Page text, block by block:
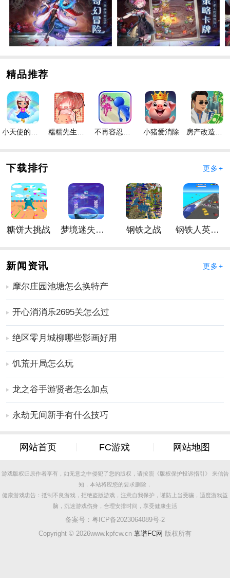
种隐藏的手游选项。
3、更多守护者可以混搭组合，叠加攻防能力，打造自己
的特种兵。
1、高爆率抽卡:在线连续送200张抽卡，修佛系统。
快。
3、超自由战略:调整神魔位置，自由搭配组合技能，战略
战斗无限，可以自由洗。
宠物到野生动物，应有尽有。
2、大量的图纸可供你存放，对图纸的控制一定不能错
过。
3、超过200种已知的战斗宠物和无数未知的奇异生物等
着你去发现。
的战力，削弱魔法攻击，掉落大量金币钻石，还能开启
隐藏的玩法，体验你神秘的快乐。
2、在这里不仅可以升级卡牌，还可以完成精灵和追随者
的进阶，每次打败怪物都会掉落装备和金币，在这里的
3、100多张卡牌，30多种组合技能供你选择，多几个守
护神可以随意搭配，叠加攻防能力，只要你愿意，就能
更多好玩实用的手游，请持续关注
精品推荐
小天使的冒险手游 糯糯先生的面包店手游 不再容忍手游 小猪爱消除 房产改造王游戏手机版手游
下载排行 更多+
糖饼大挑战 梦境迷失星辰 钢铁之战 钢铁人英雄3D
新闻资讯 更多+
摩尔庄园池塘怎么换特产
开心消消乐2695关怎么过
绝区零月城柳哪些影画好用
饥荒开局怎么玩
龙之谷手游贤者怎么加点
永劫无间新手有什么技巧
网站首页 FC游戏 网站地图
游戏版权归原作者享有，如无意之中侵犯了您的版权，请按照《版权保护投诉指引》 来信告
知，本站将应您的要求删除，
健康游戏忠告：抵制不良游戏，拒绝盗版游戏，注意自我保护，谨防上当受骗，适度游戏益
脑，沉迷游戏伤身，合理安排时间，享受健康生活
备案号： 粤ICP备2023064089号-2
Copyright © 2026www.kpfcw.cn 靠谱FC网 版权所有